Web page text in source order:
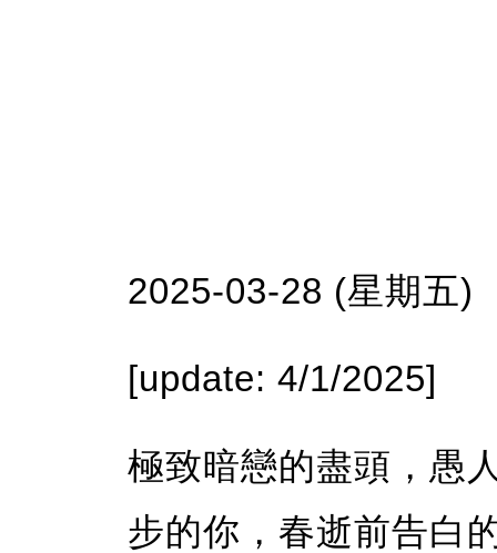
2025-03-28 (星期五)
[update: 4/1/2025]
極致暗戀的盡頭，愚
步的你，春逝前告